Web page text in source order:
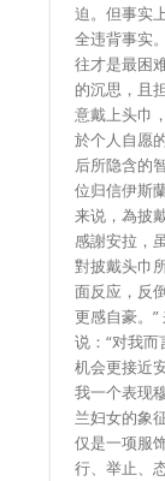
迫。但事实
全违背事实
往才是最困
的沉思，且
意戴上头巾
於个人自愿
后所隐含的
位归信伊斯
来说，為披
感謝安拉，
對披戴头巾
面反应，反
更感自豪。
说：“对我
机会更接近
我一个表现
兰妇女的象
仅是一项服
行、举止、